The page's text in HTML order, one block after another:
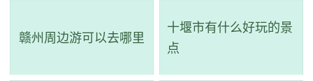
隆两帝曾多次南巡扬州，当地的豪绅们争相建造园林，因此
扬州的园林之盛被誉为甲于天下。瘦西湖全长4.3公里，游览
赣州周边游可以去哪里
十堰市有什么好玩的景
点